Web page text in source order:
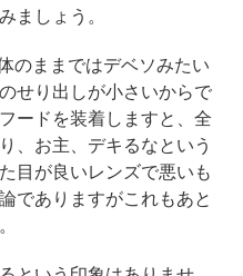
ましょう。
のままではデベソみたい
せり出しが小さいからで
ードを装着しますと、全
、お主、デキるなという
目が良いレンズで悪いも
でありますがこれもあと